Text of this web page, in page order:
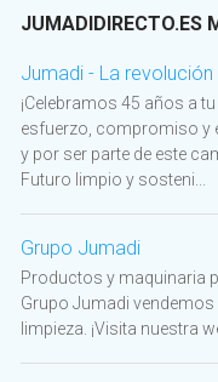
JUMADIDIRECTO.ES
Jumadi - La revolución
¡Celebramos 45 años a
esfuerzo, compromiso y
y por ser parte de este
Futuro limpio y sosteni...
Grupo Jumadi
Productos y maquinaria
Grupo Jumadi
limpieza. ¡Visita nuestra